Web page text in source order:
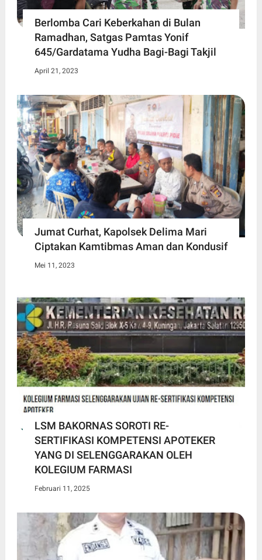
Berlomba Cari Keberkahan di Bulan
Ramadhan, Satgas Pamtas Yonif
645/Gardatama Yudha Bagi-Bagi Takjil
April 21, 2023
Jumat Curhat, Kapolsek Delima Mari
Ciptakan Kamtibmas Aman dan Kondusif
Mei 11, 2023
LSM BAKORNAS SOROTI RE-
SERTIFIKASI KOMPETENSI APOTEKER
YANG DI SELENGGARAKAN OLEH
KOLEGIUM FARMASI
Februari 11, 2025